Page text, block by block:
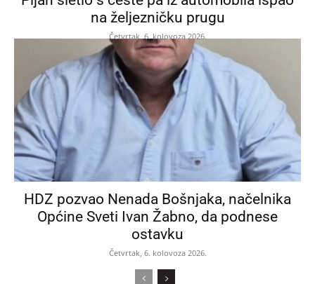
na željezničku prugu
Četvrtak, 6. kolovoza 2026.
HDZ pozvao Nenada Bošnjaka, načelnika
Općine Sveti Ivan Žabno, da podnese
ostavku
Četvrtak, 6. kolovoza 2026.